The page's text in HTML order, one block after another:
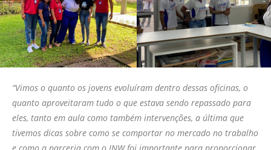
“Vimos o quanto os jovens evoluíram dentro dessas oficinas, o
quanto aproveitaram tudo o que estava sendo repassado para
eles, tanto em aula como também intervenções, a última que
tivemos dicas sobre como se comportar no mercado no trabalho
e como a parceria com o INW foi importante para proporcionar